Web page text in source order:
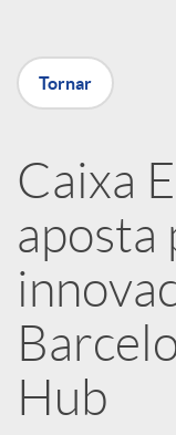
r
a
X
a
r
x
Tornar
Caixa
aposta
Hub